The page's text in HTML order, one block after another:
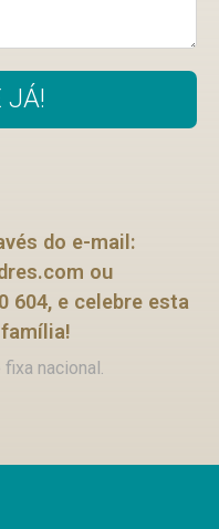
JÁ!
do e-mail:
ou
604, e celebre esta
nacional.